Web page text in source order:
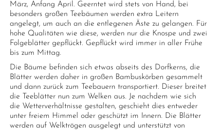
März, Anfang April. Geerntet wird stets von Hand, bei
besonders großen Teebäumen werden extra Leitern
angelegt, um auch an die entlegenen Äste zu gelangen. Für
hohe Qualitäten wie diese, werden nur die Knospe und zwei
Folgeblätter gepflückt. Gepflückt wird immer in aller Frühe
bis zum Mittag.
Die Bäume befinden sich etwas abseits des Dorfkerns, die
Blätter werden daher in großen Bambuskörben gesammelt
und dann zurück zum Teebauern transportiert. Dieser breitet
die Teeblätter nun zum Welken aus. Je nachdem wie sich
die Wetterverhältnisse gestalten, geschieht dies entweder
unter freiem Himmel oder geschützt im Innern. Die Blätter
werden auf Welktrögen ausgelegt und unterstützt von